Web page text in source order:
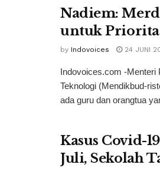
Nadiem:
untuk
by Indovoices 24 JUNI
Indovoices.com -Menteri
Teknologi (Mendikbud-
ada guru dan orangtua
Kasus Covid-
Juli, Sekolah